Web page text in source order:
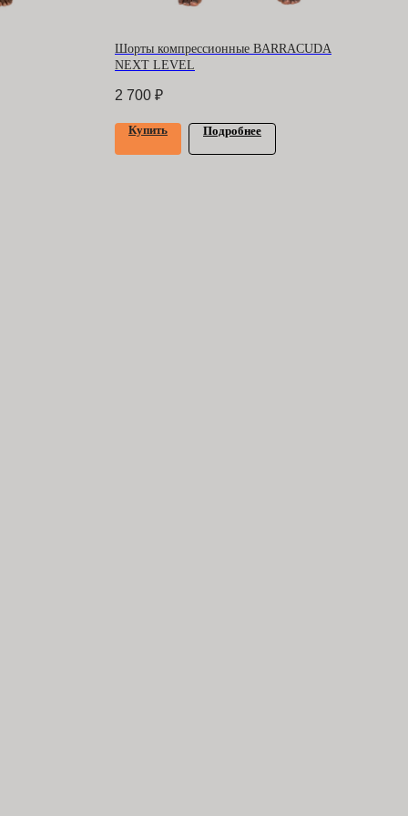
Шорты компрессионные BARRACUDA
NEXT LEVEL
2 700 ₽
Купить Подробнее